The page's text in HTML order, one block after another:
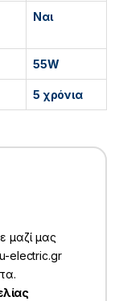
Ναι
55W
5 χρόνια
μαζί μας
electric.gr